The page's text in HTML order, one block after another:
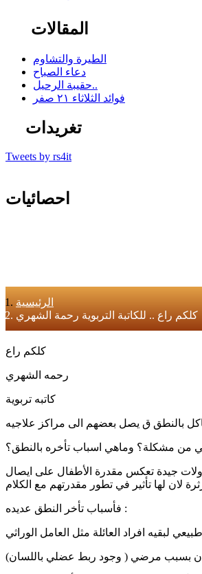
المقالات
الطيرة والتشاوم
دعاء الصباح
حقيبة الرحيل..
فوائد الثلاثاء ٢١ صفر
تغريدات
Tweets by rs4it
احصائيات
الرئيسية
كلكم راع .. للكاتبة التربوية رحمة الشهري
كلكم راع
رحمه الشهري
كاتبه تربوية
بالنطق ق يصل بعضهم الى مراكز علاجيه
من مشكلة؟ وماهي اسباب تأخره بالنطق؟
جيدة تعكس مقدرة الأطفال على ايصال
لان لها تأثير في تطور مقدرتهم مع الكلام
فأسباب تأخر النطق عديده :
لبقيه افراد العائلة مثل العامل الوراثي
بسبب مرضي ( وجود ربط عضلي باللسان)